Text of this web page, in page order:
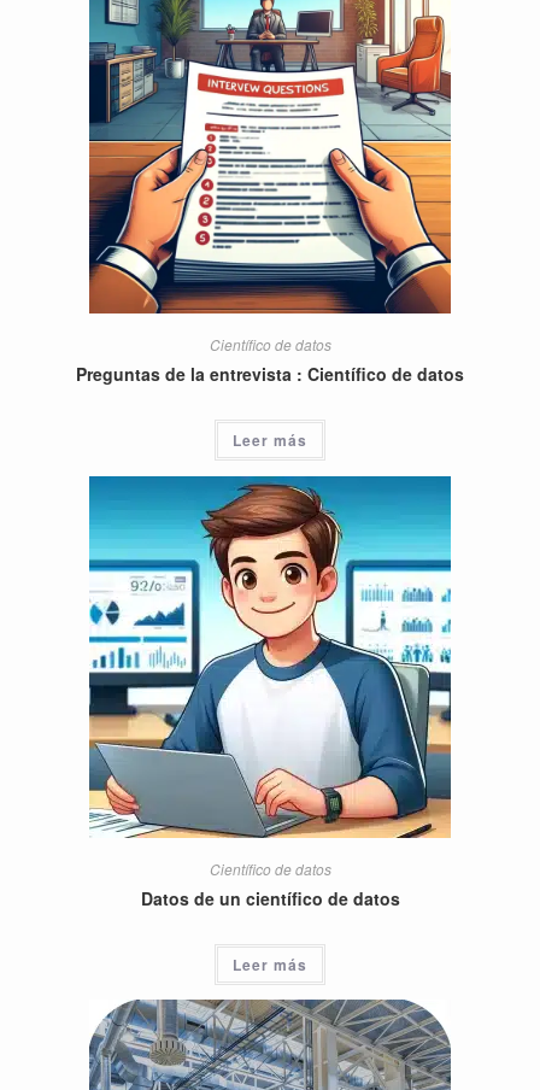
Científico de datos
Preguntas de la entrevista : Científico de datos
Leer más
Científico de datos
Datos de un científico de datos
Leer más